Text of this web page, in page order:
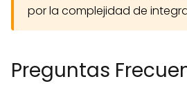
por la complejidad de
Preguntas